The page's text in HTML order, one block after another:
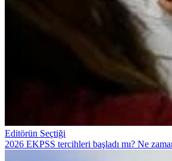
Editörün Seçtiği
2026 EKPSS tercihleri başladı mı? Ne